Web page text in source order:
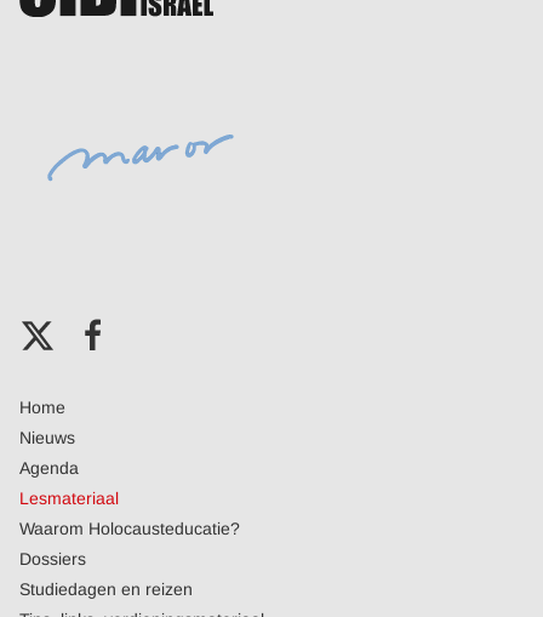
Home
Nieuws
Agenda
Lesmateriaal
Waarom Holocausteducatie?
Dossiers
Studiedagen en reizen